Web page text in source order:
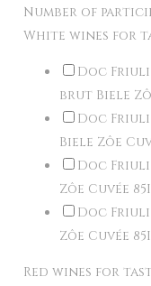
Number of
White wines for
Doc
brut Biele
Doc
Biele Zôe
Doc
Zôe Cuvée
Doc
Zôe Cuvée
Red wines for